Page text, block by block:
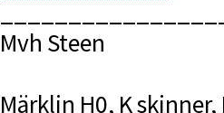
Mvh Steen
Märklin H0, K